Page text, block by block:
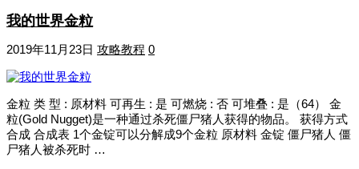
我的世界金粒
2019年11月23日 攻略教程 0
金粒 类 型 : 原材料 可再生 : 是 可燃烧 : 否 可堆叠 : 是（64） 金
粒(Gold Nugget)是一种通过杀死僵尸猪人获得的物品。 获得方式
合成 合成表 1个金锭可以分解成9个金粒 原材料 金锭 僵尸猪人 僵
尸猪人被杀死时 …